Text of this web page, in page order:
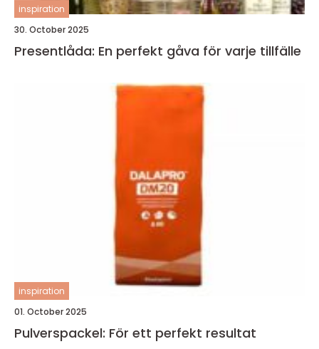
inspiration
30. October 2025
Presentlåda: En perfekt gåva för varje tillfälle
inspiration
01. October 2025
Pulverspackel: För ett perfekt resultat